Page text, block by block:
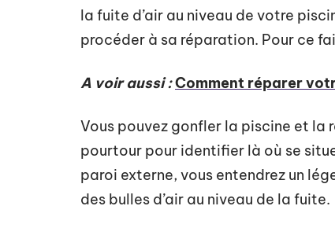
la fuite d’air au niveau de votre
procéder à sa réparation. Pour ce
A voir aussi :Comment réparer
Vous pouvez gonfler la piscine et la
pourtour pour identifier là où se
paroi externe, vous entendrez un
des bulles d’air au niveau de la fuite.